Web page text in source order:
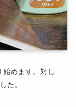
めます。対し
た。